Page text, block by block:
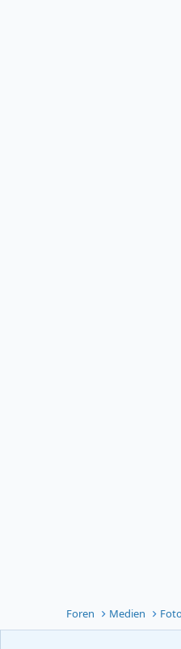
Foren Medien